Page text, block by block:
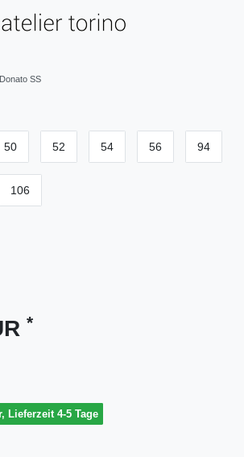
SS
50 52 54 56 94
106
*
Lieferzeit 4-5 Tage